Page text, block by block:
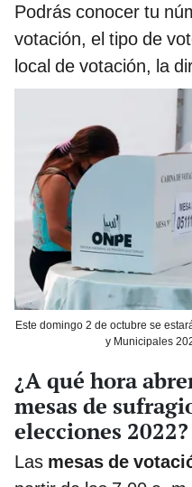
Podrás conocer tu
votación, el tipo de
local de votación, la
Este domingo 2 de octubre se
y Municipales
¿A qué hora
mesas de
elecciones 2022?
Las mesas de